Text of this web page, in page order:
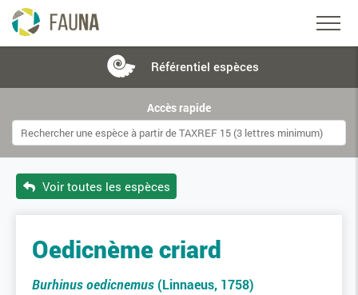
Référentiel espèces
Accès rapide
Voir toutes les espèces
Oedicnème criard
Burhinus oedicnemus (Linnaeus, 1758)